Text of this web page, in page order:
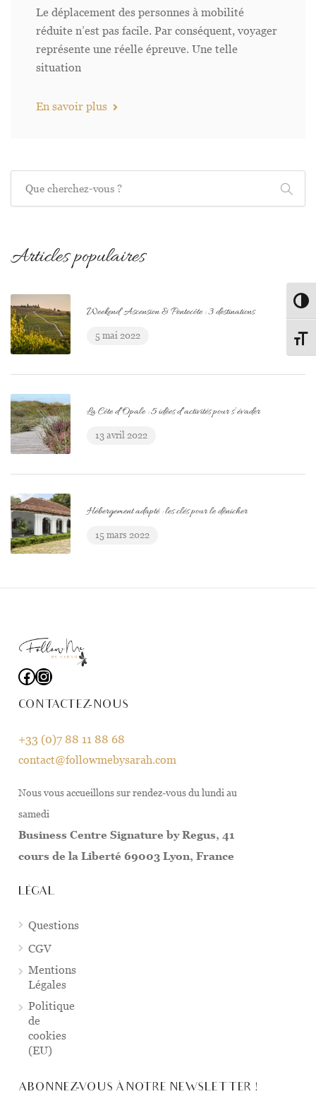
Le déplacement des personnes à mobilité
réduite n’est pas facile. Par conséquent, voyager
représente une réelle épreuve. Une telle
situation
En savoir plus
Articles populaires
Weekend Ascension & Pentecôte : 3 destinations
5 mai 2022
La Côte d’Opale : 5 idées d’activités pour s’évader
13 avril 2022
Hébergement adapté : les clés pour le dénicher
15 mars 2022
Facebook
Instagram
CONTACTEZ-NOUS
+33 (0)7 88 11 88 68
contact@followmebysarah.com
Nous vous accueillons sur rendez-vous du lundi au
samedi
Business Centre Signature by Regus, 41
cours de la Liberté 69003 Lyon, France
LÉGAL
Questions
CGV
Mentions
Légales
Politique
de
cookies
(EU)
ABONNEZ-VOUS À NOTRE NEWSLETTER !